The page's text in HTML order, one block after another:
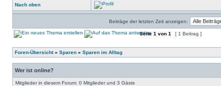
Nach oben
Beiträge der letzten Zeit anzeigen:
Seite 1 von 1 [ 1 Beitrag ]
Foren-Übersicht» Sparen » Sparen im Alltag
Wer ist online?
Mitglieder in diesem Forum: 0 Mitglieder und 3 Gäste